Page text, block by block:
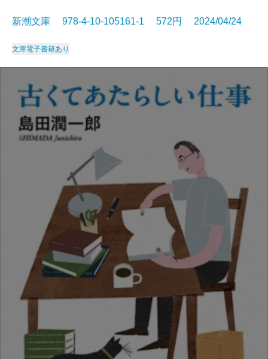
新潮文庫 978-4-10-105161-1 572円 2024/04/24
文庫電子書籍あり